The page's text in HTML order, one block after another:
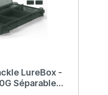
LureBox -
Séparable